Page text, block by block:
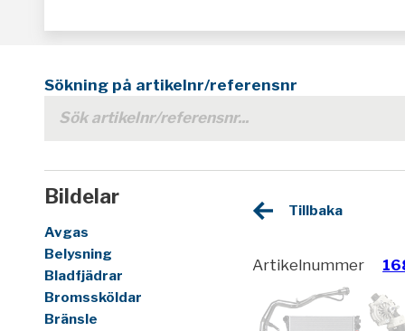
Sökning på artikelnr/referensnr
Bildelar
Avgas
Belysning
Bladfjädrar
Bromssköldar
Bränsle
Tillbaka
Artikelnummer